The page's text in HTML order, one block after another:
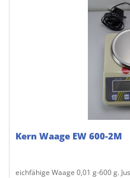
Kern Waage EW 600-2M
eichfähige Waage 0,01 g-600 g.